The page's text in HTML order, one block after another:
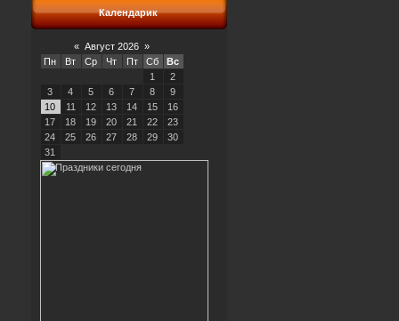
Календарик
« Август 2026 »
Пн
Вт Ср Чт Пт Сб
Вс
1
2
3
4 5 6 7 8
9
10
11 12 13 14 15
16
17
18 19 20 21 22
23
24
25 26 27 28 29
30
31